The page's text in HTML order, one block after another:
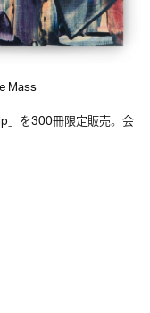
Mass
」を300冊限定販売。会